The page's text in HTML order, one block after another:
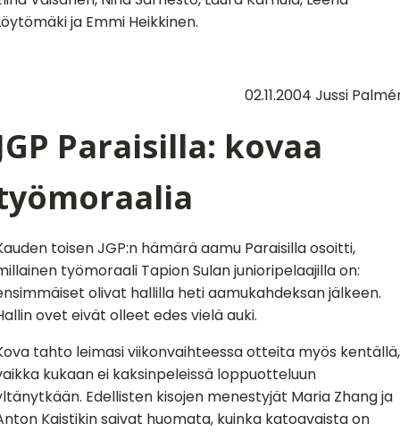
ja Emmi Heikkinen.
02.11.2004 Jussi
Paraisilla: kovaa
toisen JGP:n hämärä aamu Paraisilla osoitti,
työmoraali Tapion Sulan junioripelaajilla on:
olivat hallilla heti aamukahdeksan jälkeen.
ovet eivät olleet edes vielä auki.
tahto leimasi viikonvaihteessa otteita myös kentällä,
kukaan ei kaksinpeleissä loppuotteluun
Edellisten kisojen menestyjät Maria Zhang ja
Kaistikin saivat huomata, kuinka katoavaista on